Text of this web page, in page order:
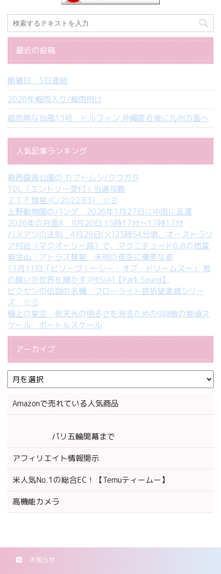
最近の投稿
酷暑日 5日連続
2026年梅雨入り/梅雨明け
超危険な台風13号 ドルフィン 沖縄接近後に九州方面へ
人気記事ランキング
葛西臨海公園の カブトムシ/クワガタ
TDL「エントリー受付」当選攻略
ＺＴＦ彗星 (C/2022 E3) ☆彡
上野動物園のパンダ 2026年1月27日に中国に返還
2026年の月面X 8月20日 15時17分～17時17分
バヌアツの法則 4月29日(火)23時54分頃、オーストラリ
ア付近（マクオーリー島）で、マグニチュード6.8の地震
紫金山・アトラス彗星 未明の低空に優美な姿
11月11日「ビリーヴ！～シー・オブ・ドリームス～」 君
の願いが世界を輝かす (MISIA)【Park Sound】
ビクセンの伝説の名機 フローライト屈折望遠鏡シリー
ズ ☆彡
極上の星空 夜天光の明るさを測るための9段階の数値ス
ケール ボートルスケール
アーカイブ
Amazonで売れている人気商品
パリ五輪開幕まで
アフィリエイト情報開示
米人気No.1の総合EC！【Temuティームー】
高機能カメラ
お知らせ